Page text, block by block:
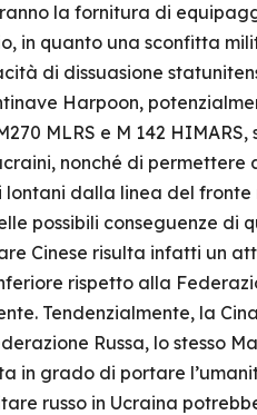
la fornitura di
in quanto una sconfitta
di dissuasione
Harpoon,
MLRS e M 142
nonché di permettere
dalla linea del
possibili conseguenze
Cinese risulta infatti un
rispetto alla
Tendenzialmente, la
Russa, lo stesso
in grado di portare
russo in Ucraina